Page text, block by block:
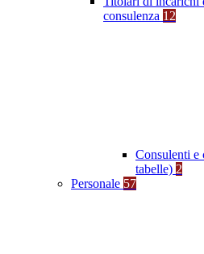
consulenza 12
Consulenti e
tabelle) 2
Personale 57